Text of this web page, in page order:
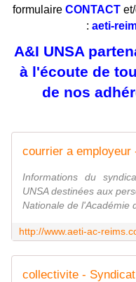
formulaire CONTACT
: aeti-
A&I UNSA
à l'écoute de
de nos
Informations du
UNSA destinées aux
Nationale de l'Académie
collectivite -